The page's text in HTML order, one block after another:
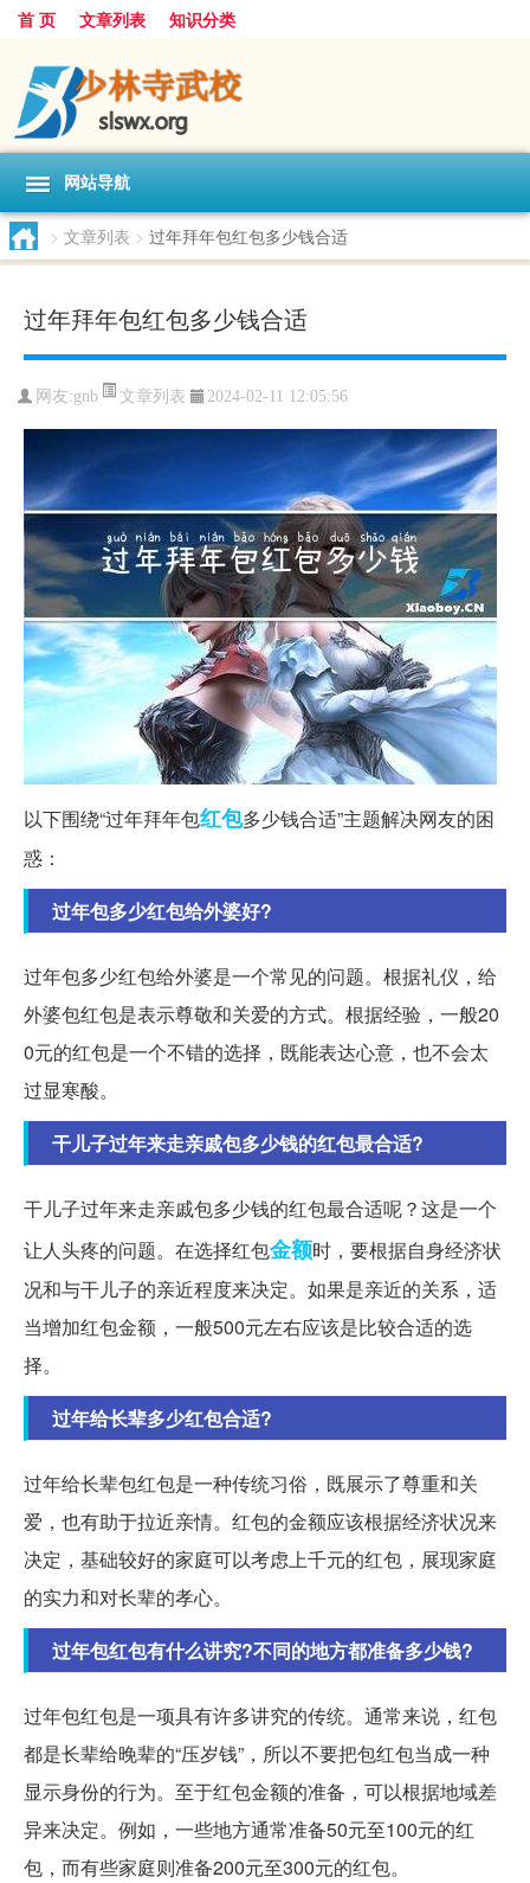
首 页 文章列表 知识分类
网站导航
> 文章列表 > 过年拜年包红包多少钱合适
过年拜年包红包多少钱合适
网友:gnb 文章列表 2024-02-11 12:05:56
以下围绕“过年拜年包红包多少钱合适”主题解决网友的困
惑：
过年包多少红包给外婆好?
过年包多少红包给外婆是一个常见的问题。根据礼仪，给
外婆包红包是表示尊敬和关爱的方式。根据经验，一般20
0元的红包是一个不错的选择，既能表达心意，也不会太
过显寒酸。
干儿子过年来走亲戚包多少钱的红包最合适?
干儿子过年来走亲戚包多少钱的红包最合适呢？这是一个
让人头疼的问题。在选择红包金额时，要根据自身经济状
况和与干儿子的亲近程度来决定。如果是亲近的关系，适
当增加红包金额，一般500元左右应该是比较合适的选
择。
过年给长辈多少红包合适?
过年给长辈包红包是一种传统习俗，既展示了尊重和关
爱，也有助于拉近亲情。红包的金额应该根据经济状况来
决定，基础较好的家庭可以考虑上千元的红包，展现家庭
的实力和对长辈的孝心。
过年包红包有什么讲究?不同的地方都准备多少钱?
过年包红包是一项具有许多讲究的传统。通常来说，红包
都是长辈给晚辈的“压岁钱”，所以不要把包红包当成一种
显示身份的行为。至于红包金额的准备，可以根据地域差
异来决定。例如，一些地方通常准备50元至100元的红
包，而有些家庭则准备200元至300元的红包。